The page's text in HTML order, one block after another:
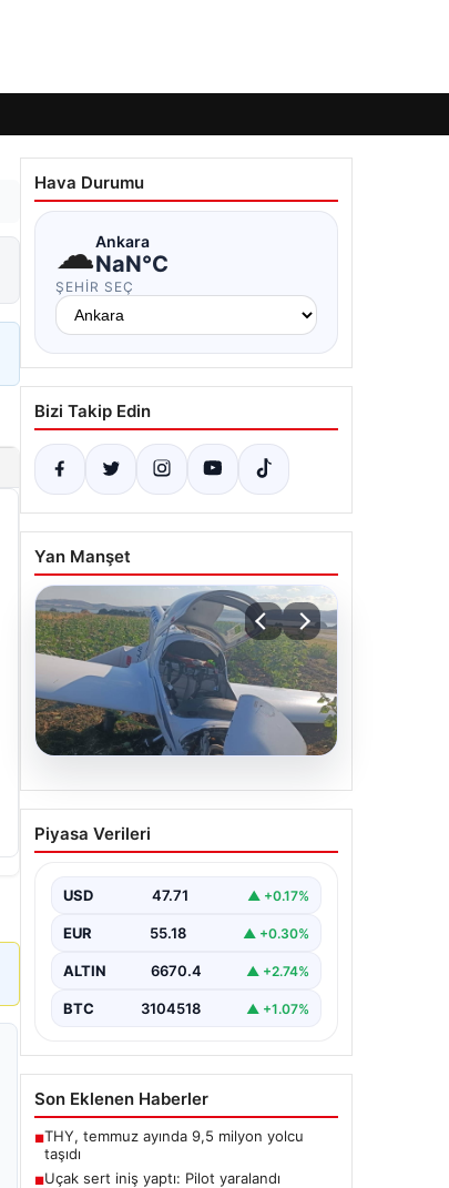
Hava Durumu
☁Ankara
NaN°C
ŞEHIR SEÇ
Bizi Takip Edin
Yan Manşet
06.08.2026
Uçak sert iniş yaptı: Pilot
yaralandı
Piyasa Verileri
USD 47.71 ▲ +0.17%
EUR 55.18 ▲ +0.30%
ALTIN 6670.4 ▲ +2.74%
BTC 3104518 ▲ +1.07%
Son Eklenen Haberler
■THY, temmuz ayında 9,5 milyon yolcu
taşıdı
■Uçak sert iniş yaptı: Pilot yaralandı